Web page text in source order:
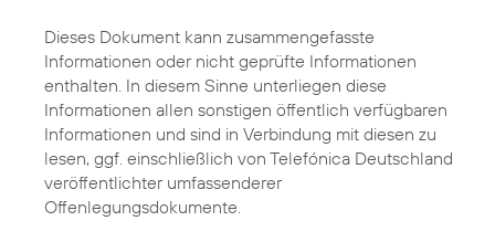
Dieses Dokument kann zusammengefasste
Informationen oder nicht geprüfte Informationen
enthalten. In diesem Sinne unterliegen diese
Informationen allen sonstigen öffentlich verfügbaren
Informationen und sind in Verbindung mit diesen zu
lesen, ggf. einschließlich von Telefónica Deutschland
veröffentlichter umfassenderer
Offenlegungsdokumente.